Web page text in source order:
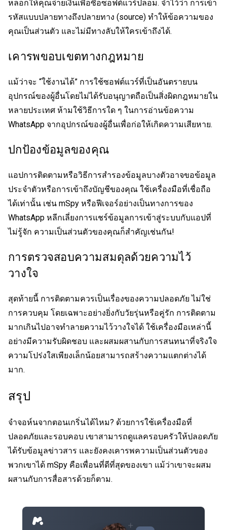
หลอกให้คุณจ่ายเงินเพื่อซื้อซอฟต์แวร์ปลอม. จำไว้ว่า การเข้า
รหัสแบบปลายทางถึงปลายทาง (source) ทำให้ข้อความของ
คุณเป็นส่วนตัว และไม่มีทางลับให้ใครเข้าถึงได้.
เคารพขอบเขตทางกฎหมาย
แม้ว่าจะ “ใช้งานได้” การใช้ซอฟต์แวร์ที่เป็นอันตรายบน
อุปกรณ์ของผู้อื่นโดยไม่ได้รับอนุญาตถือเป็นสิ่งผิดกฎหมายใน
หลายประเทศ ห้ามใช้วิธีการใด ๆ ในการอ่านข้อความ
WhatsApp จากอุปกรณ์ของผู้อื่นเพื่อก่อให้เกิดความเสียหาย.
ปกป้องข้อมูลของคุณ
แอปการติดตามหรือวิธีการสำรองข้อมูลบางตัวอาจขอข้อมูล
ประจำตัวหรือการเข้าถึงบัญชีของคุณ ใช้เครื่องมือที่เชื่อถือ
ได้เท่านั้น เช่น mSpy หรือฟีเจอร์อย่างเป็นทางการของ
WhatsApp หลีกเลี่ยงการแชร์ข้อมูลการเข้าสู่ระบบกับแอปที่
ไม่รู้จัก ความเป็นส่วนตัวของคุณก็สำคัญเช่นกัน!
การตรวจสอบความสมดุลด้วยความไว้
วางใจ
สุดท้ายนี้ การติดตามควรเป็นเรื่องของความปลอดภัย ไม่ใช่
การควบคุม โดยเฉพาะอย่างยิ่งกับวัยรุ่นหรือคู่รัก การติดตาม
มากเกินไปอาจทำลายความไว้วางใจได้ ใช้เครื่องมือเหล่านี้
อย่างมีความรับผิดชอบ และผสมผสานกับการสนทนาที่จริงใจ
ความโปร่งใสเพียงเล็กน้อยสามารถสร้างความแตกต่างได้
มาก.
สรุป
จำจอห์นจากตอนเกริ่นได้ไหม? ด้วยการใช้เครื่องมือที่
ปลอดภัยและรอบคอบ เขาสามารถดูแลครอบครัวให้ปลอดภัย
ได้รับข้อมูลข่าวสาร และยังคงเคารพความเป็นส่วนตัวของ
พวกเขาได้ mSpy คือเพื่อนที่ดีที่สุดของเขา แม้ว่าเขาจะผสม
ผสานกับการสื่อสารด้วยก็ตาม.